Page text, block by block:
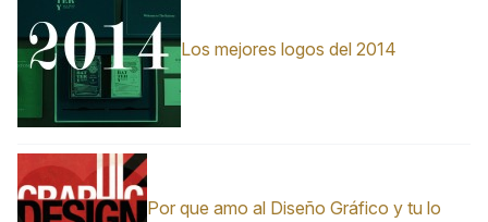
Los mejores logos del 2014
Por que amo al Diseño Gráfico y tu lo